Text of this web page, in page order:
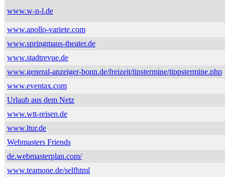
www.w-n-l.de
www.apollo-variete.com
www.springmaus-theater.de
www.stadtrevue.de
www.general-anzeiger-bonn.de/freizeit/tipstermine/tippstermine.php
www.eventax.com
Urlaub aus dem Netz
www.wtt-reisen.de
www.ltur.de
Webmasters Friends
de.webmasterplan.com/
www.teamone.de/selfhtml